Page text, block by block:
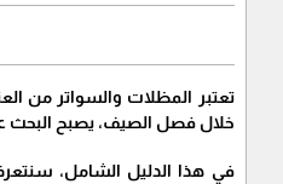
​تعتبر المظلات والسواتر من
خلال فصل الصيف، يصبح البحث
​في هذا الدليل الشامل،